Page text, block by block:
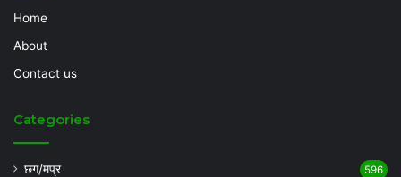
Home
About
Contact us
Categories
छग/मप्र 596